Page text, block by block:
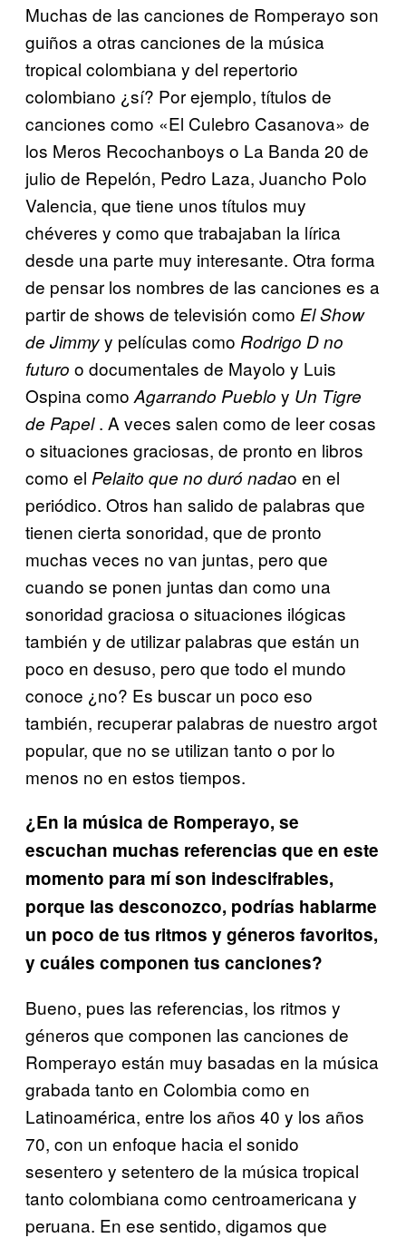
Muchas de las canciones de Romperayo son
guiños a otras canciones de la música
tropical colombiana y del repertorio
colombiano ¿sí? Por ejemplo, títulos de
canciones como «El Culebro Casanova» de
los Meros Recochanboys o La Banda 20 de
julio de Repelón, Pedro Laza, Juancho Polo
Valencia, que tiene unos títulos muy
chéveres y como que trabajaban la lírica
desde una parte muy interesante. Otra forma
de pensar los nombres de las canciones es a
partir de shows de televisión como El Show
de Jimmyy películas como Rodrigo D no
futuro o documentales de Mayolo y Luis
Ospina como Agarrando Pueblo y Un Tigre
de Papel. A veces salen como de leer cosas
o situaciones graciosas, de pronto en libros
como el Pelaito que no duró nadao en el
periódico. Otros han salido de palabras que
tienen cierta sonoridad, que de pronto
muchas veces no van juntas, pero que
cuando se ponen juntas dan como una
sonoridad graciosa o situaciones ilógicas
también y de utilizar palabras que están un
poco en desuso, pero que todo el mundo
conoce ¿no? Es buscar un poco eso
también, recuperar palabras de nuestro argot
popular, que no se utilizan tanto o por lo
menos no en estos tiempos.
¿En la música de Romperayo, se
escuchan muchas referencias que en este
momento para mí son indescifrables,
porque las desconozco, podrías hablarme
un poco de tus ritmos y géneros favoritos,
y cuáles componen tus canciones?
Bueno, pues las referencias, los ritmos y
géneros que componen las canciones de
Romperayo están muy basadas en la música
grabada tanto en Colombia como en
Latinoamérica, entre los años 40 y los años
70, con un enfoque hacia el sonido
sesentero y setentero de la música tropical
tanto colombiana como centroamericana y
peruana. En ese sentido, digamos que